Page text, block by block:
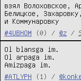
взял Волоховское,
Белицкое,
и Коммунаровку
#4UBHOM
(0) / @z /
Ol blansga im.
Ol arpaga im.
Amizpaga im.
#ATLYPH
(1) /